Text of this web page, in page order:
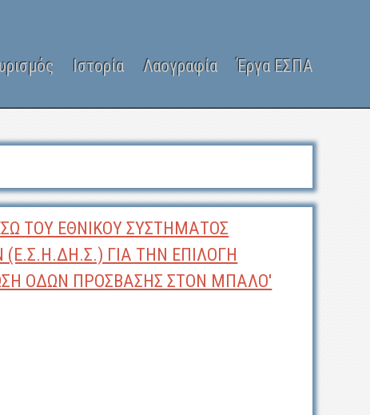
Ιστορία Λαογραφία Έργα ΕΣΠΑ
ΤΟΥ ΕΘΝΙΚΟΥ ΣΥΣΤΗΜΑΤΟΣ
ΓΙΑ ΤΗΝ ΕΠΙΛΟΓΗ
ΟΔΩΝ ΠΡΟΣΒΑΣΗΣ ΣΤΟΝ ΜΠΑΛΟ'